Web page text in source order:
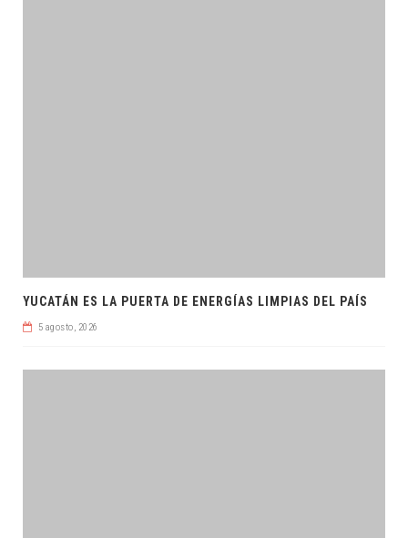
YUCATÁN ES LA PUERTA DE ENERGÍAS LIMPIAS DEL PAÍS
5 agosto, 2026